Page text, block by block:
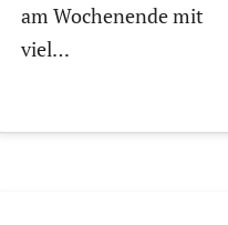
am Wochenende mit
viel…